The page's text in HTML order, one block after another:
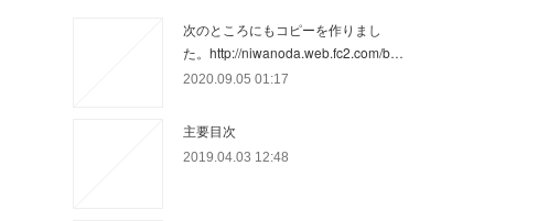
次のところにもコピーを作りまし
た。http://niwanoda.web.fc2.com/b…
2020.09.05 01:17
主要目次
2019.04.03 12:48